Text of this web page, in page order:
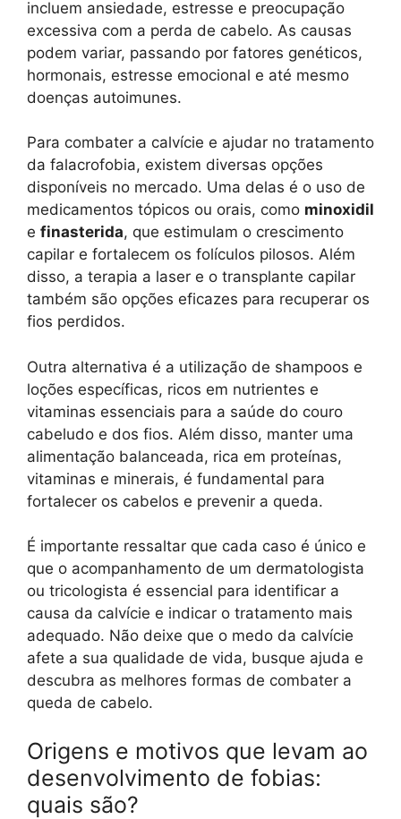
incluem ansiedade, estresse e preocupação
excessiva com a perda de cabelo. As causas
podem variar, passando por fatores genéticos,
hormonais, estresse emocional e até mesmo
doenças autoimunes.
Para combater a calvície e ajudar no tratamento
da falacrofobia, existem diversas opções
disponíveis no mercado. Uma delas é o uso de
medicamentos tópicos ou orais, como minoxidil
e finasterida, que estimulam o crescimento
capilar e fortalecem os folículos pilosos. Além
disso, a terapia a laser e o transplante capilar
também são opções eficazes para recuperar os
fios perdidos.
Outra alternativa é a utilização de shampoos e
loções específicas, ricos em nutrientes e
vitaminas essenciais para a saúde do couro
cabeludo e dos fios. Além disso, manter uma
alimentação balanceada, rica em proteínas,
vitaminas e minerais, é fundamental para
fortalecer os cabelos e prevenir a queda.
É importante ressaltar que cada caso é único e
que o acompanhamento de um dermatologista
ou tricologista é essencial para identificar a
causa da calvície e indicar o tratamento mais
adequado. Não deixe que o medo da calvície
afete a sua qualidade de vida, busque ajuda e
descubra as melhores formas de combater a
queda de cabelo.
Origens e motivos que levam ao
desenvolvimento de fobias:
quais são?